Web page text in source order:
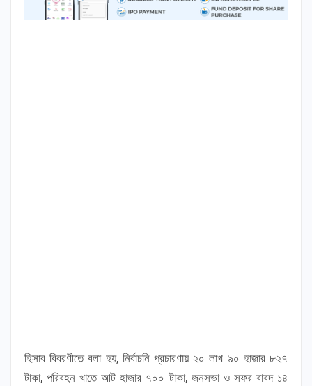
হিসাব বিবরণীতে বলা হয়, নির্বাচনি প্রচারণায় ২০ লাখ ৯০ হাজার ৮২৭
টাকা, পরিবহন খাতে আট হাজার ৭০০ টাকা, জনসভা ও সফর বাবদ ১৪